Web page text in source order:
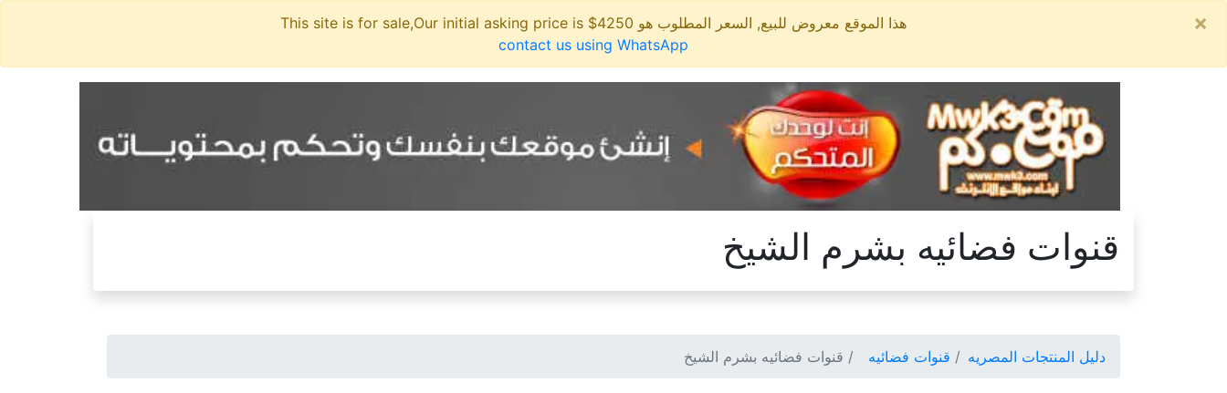
هذا الموقع معروض للبيع, السعر المطلوب هو 4250$ This site is for sale,Our initial asking price is
contact us using WhatsApp
×
قنوات فضائيه بشرم الشيخ
دليل المنتجات المصريه قنوات فضائيه قنوات فضائيه بشرم الشيخ